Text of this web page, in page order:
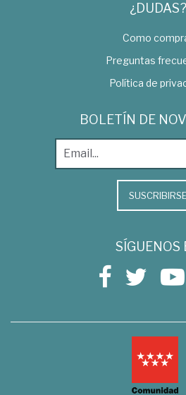
¿DUDAS?
Como
Preguntas
Política de
BOLETÍN DE
SUSCRIBIRSE
SÍGUENOS